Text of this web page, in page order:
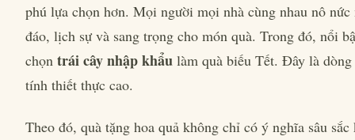
phú lựa chọn hơn. Mọi người mọi nhà cùng nhau nô
đáo, lịch sự và sang trọng cho món quà. Trong đó, nổi
chọn trái cây nhập khẩu làm quà biếu Tết. Đây là
tính thiết thực cao.
Theo đó, quà tặng hoa quả không chỉ có ý nghĩa sâu